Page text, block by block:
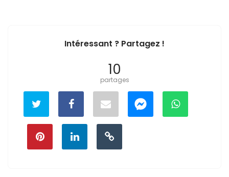
Intéressant ? Partagez !
10
partages